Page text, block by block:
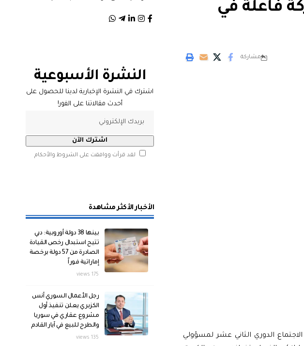
فاعلة في
مشاركة
الدوري الثاني عشر لمسؤولي
النشرة الأسبوعية
اشترك في النشرة الإخبارية لدينا للحصول على
أحدث مقالاتنا على الفور!
لقد قرأت ووافقت على الشروط والأحكام
الأخبار الأكثر مشاهدة
بينها 38 دولة أوروبية: دبي
تتيح استبدال رخص القيادة
الصادرة من 57 دولة برخصة
إماراتية فوراً
175 views
رجل الأعمال السوري أنس
الكزبري يعلن تنفيذ أول
مشروع عقاري في سوريا
والطرح للبيع في آيار القادم
135 views